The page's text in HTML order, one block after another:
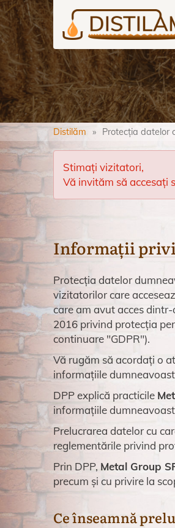
Distilăm Protecția datelor
Stimați vizitatori,
Vă invităm să accesați
Informații
Protecția datelor
vizitatorilor care
care am avut acces
2016 privind protecția
continuare "GDPR").
Vă rugăm să acordați o
informațiile
DPP explică practicile
informațiile
Prelucrarea datelor cu
reglementările privind
Prin DPP, Metal Group
precum și cu privire la
Ce înseamnă